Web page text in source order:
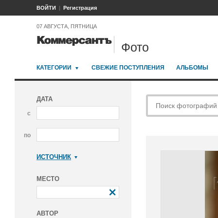
ВОЙТИ Регистрация
07 АВГУСТА, ПЯТНИЦА
Фото
КАТЕГОРИИ СВЕЖИЕ ПОСТУПЛЕНИЯ АЛЬБОМЫ
ДАТА
с
по
ИСТОЧНИК
МЕСТО
АВТОР